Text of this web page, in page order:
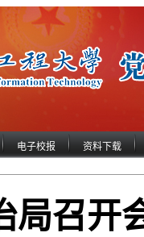
电子校报 资料下载
局召开